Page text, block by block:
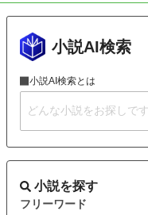
小説AI検索
小説AI検索とは
小説を探す
フリーワード